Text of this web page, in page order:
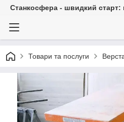
Станкосфера - швидкий старт:
Товари та послуги